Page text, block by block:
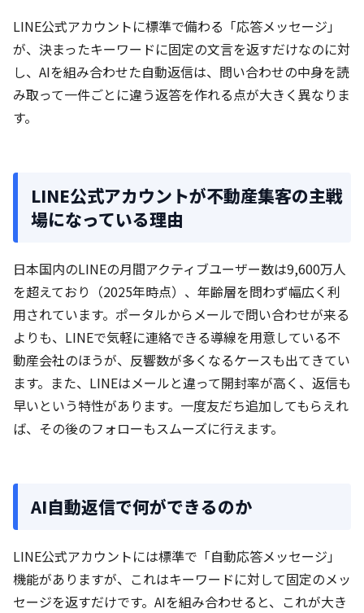
LINE公式アカウントに標準で備わる「応答メッセージ」
が、決まったキーワードに固定の文言を返すだけなのに対
し、AIを組み合わせた自動返信は、問い合わせの中身を読
み取って一件ごとに違う返答を作れる点が大きく異なりま
す。
LINE公式アカウントが不動産集客の主戦
場になっている理由
日本国内のLINEの月間アクティブユーザー数は9,600万人
を超えており（2025年時点）、年齢層を問わず幅広く利
用されています。ポータルからメールで問い合わせが来る
よりも、LINEで気軽に連絡できる導線を用意している不
動産会社のほうが、反響数が多くなるケースも出てきてい
ます。また、LINEはメールと違って開封率が高く、返信も
早いという特性があります。一度友だち追加してもらえれ
ば、その後のフォローもスムーズに行えます。
AI自動返信で何ができるのか
LINE公式アカウントには標準で「自動応答メッセージ」
機能がありますが、これはキーワードに対して固定のメッ
セージを返すだけです。AIを組み合わせると、これが大き